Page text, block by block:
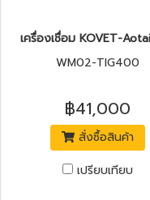
เครื่องเชื่อม KOVET-
WM02-TIG400
฿41,000
สั่งซื้อสินค้า
เปรียบเทียบ